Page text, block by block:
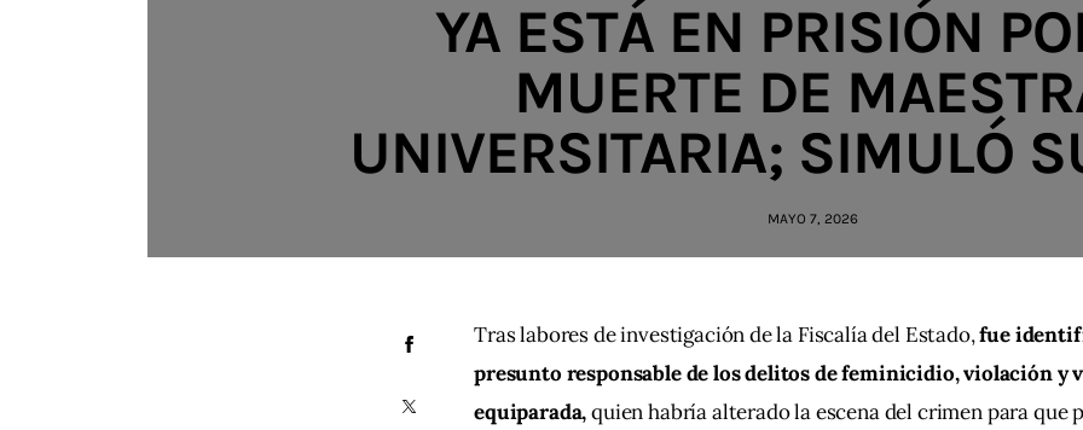
YA ESTÁ EN PRISIÓN
MUERTE DE
UNIVERSITARIA; SIMULÓ
MAYO 7, 2026
Tras labores de investigación de la Fiscalía del Estado, fue
presunto responsable de los delitos de feminicidio, violación y
equiparada, quien habría alterado la escena del crimen para que